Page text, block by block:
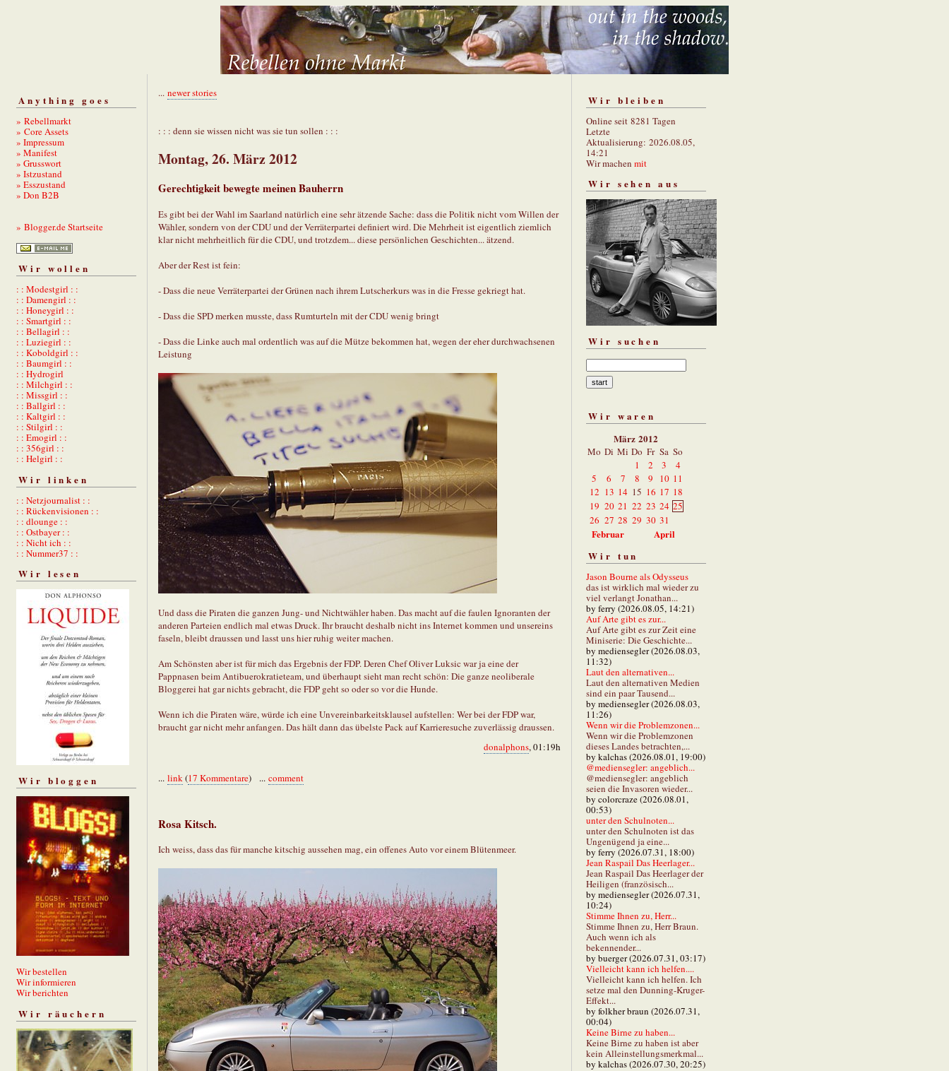
Anything goes
» Rebellmarkt
» Core Assets
» Impressum
» Manifest
» Grusswort
» Istzustand
» Esszustand
» Don B2B
» Blogger.de Startseite
Wir wollen
: : Modestgirl : :
: : Damengirl : :
: : Honeygirl : :
: : Smartgirl : :
: : Bellagirl : :
: : Luziegirl : :
: : Koboldgirl : :
: : Baumgirl : :
: : Hydrogirl
: : Milchgirl : :
: : Missgirl : :
: : Ballgirl : :
: : Kaltgirl : :
: : Stilgirl : :
: : Emogirl : :
: : 356girl : :
: : Helgirl : :
Wir linken
: : Netzjournalist : :
: : Rückenvisionen : :
: : dlounge : :
: : Ostbayer : :
: : Nicht ich : :
: : Nummer37 : :
Wir lesen
Wir bloggen
Wir bestellen
Wir informieren
Wir berichten
Wir räuchern
... newer stories
: : : denn sie wissen nicht was sie tun sollen : : :
Montag, 26. März 2012
Gerechtigkeit bewegte meinen Bauherrn
Es gibt bei der Wahl im Saarland natürlich eine sehr ätzende Sache: dass die Politik nicht vom Willen der
Wähler, sondern von der CDU und der Verräterpartei definiert wird. Die Mehrheit ist eigentlich ziemlich
klar nicht mehrheitlich für die CDU, und trotzdem... diese persönlichen Geschichten... ätzend.
Aber der Rest ist fein:
- Dass die neue Verräterpartei der Grünen nach ihrem Lutscherkurs was in die Fresse gekriegt hat.
- Dass die SPD merken musste, dass Rumturteln mit der CDU wenig bringt
- Dass die Linke auch mal ordentlich was auf die Mütze bekommen hat, wegen der eher durchwachsenen
Leistung
Und dass die Piraten die ganzen Jung- und Nichtwähler haben. Das macht auf die faulen Ignoranten der
anderen Parteien endlich mal etwas Druck. Ihr braucht deshalb nicht ins Internet kommen und unsereins
faseln, bleibt draussen und lasst uns hier ruhig weiter machen.
Am Schönsten aber ist für mich das Ergebnis der FDP. Deren Chef Oliver Luksic war ja eine der
Pappnasen beim Antibuerokratieteam, und überhaupt sieht man recht schön: Die ganze neoliberale
Bloggerei hat gar nichts gebracht, die FDP geht so oder so vor die Hunde.
Wenn ich die Piraten wäre, würde ich eine Unvereinbarkeitsklausel aufstellen: Wer bei der FDP war,
braucht gar nicht mehr anfangen. Das hält dann das übelste Pack auf Karrieresuche zuverlässig draussen.
donalphons, 01:19h
... link (17 Kommentare) ... comment
Rosa Kitsch.
Ich weiss, dass das für manche kitschig aussehen mag, ein offenes Auto vor einem Blütenmeer.
Wir bleiben
Online seit 8281 Tagen
Letzte
Aktualisierung: 2026.08.05,
14:21
Wir machen mit
Wir sehen aus
Wir suchen
Wir waren
März 2012
Mo Di Mi Do Fr Sa So
1
2 3
4
5
6 7 8 9 10 11
12 13 14 15 16 17 18
19 20 21 22 23 24 25
26 27 28 29 30 31
Februar
April
Wir tun
Jason Bourne als Odysseus
das ist wirklich mal wieder zu
viel verlangt Jonathan...
by ferry (2026.08.05, 14:21)
Auf Arte gibt es zur...
Auf Arte gibt es zur Zeit eine
Miniserie: Die Geschichte...
by mediensegler (2026.08.03,
11:32)
Laut den alternativen...
Laut den alternativen Medien
sind ein paar Tausend...
by mediensegler (2026.08.03,
11:26)
Wenn wir die Problemzonen...
Wenn wir die Problemzonen
dieses Landes betrachten,...
by kalchas (2026.08.01, 19:00)
@mediensegler: angeblich...
@mediensegler: angeblich
seien die Invasoren wieder...
by colorcraze (2026.08.01,
00:53)
unter den Schulnoten...
unter den Schulnoten ist das
Ungenügend ja eine...
by ferry (2026.07.31, 18:00)
Jean Raspail Das Heerlager...
Jean Raspail Das Heerlager der
Heiligen (französisch...
by mediensegler (2026.07.31,
10:24)
Stimme Ihnen zu, Herr...
Stimme Ihnen zu, Herr Braun.
Auch wenn ich als
bekennender...
by buerger (2026.07.31, 03:17)
Vielleicht kann ich helfen....
Vielleicht kann ich helfen. Ich
setze mal den Dunning-Kruger-
Effekt...
by folkher braun (2026.07.31,
00:04)
Keine Birne zu haben...
Keine Birne zu haben ist aber
kein Alleinstellungsmerkmal...
by kalchas (2026.07.30, 20:25)